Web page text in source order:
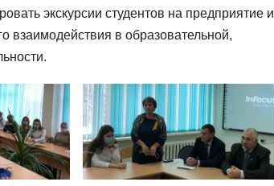
экскурсии студентов на предприятие и
взаимодействия в образовательной,